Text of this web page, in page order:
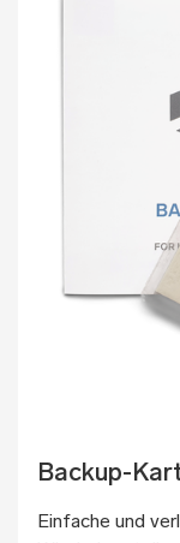
Backup-
Einfache und